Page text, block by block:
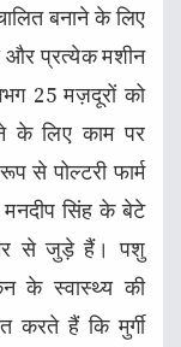
बनाने के लिए
और प्रत्येक मशीन
25 मज़दूरों को
के लिए काम पर
से पोल्टरी फार्म
सिंह के बेटे
से जुड़े हैं। पशु
के स्वास्थ्य की
करते हैं कि मुर्गी